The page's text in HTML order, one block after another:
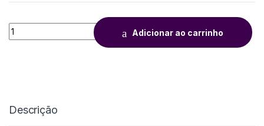
Adicionar ao carrinho
Descrição